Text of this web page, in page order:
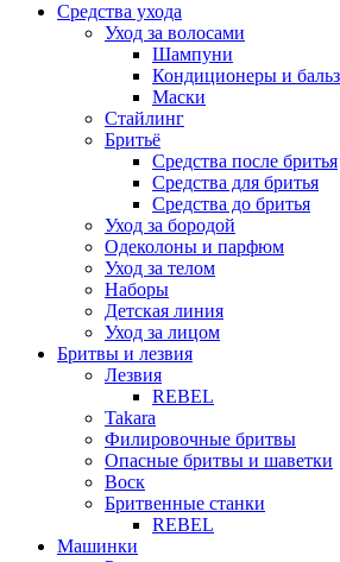
Средства ухода
Уход за волосами
Шампуни
Кондиционеры и
Маски
Стайлинг
Бритьё
Средства после бритья
Средства для бритья
Средства до бритья
Уход за бородой
Одеколоны и парфюм
Уход за телом
Наборы
Детская линия
Уход за лицом
Бритвы и лезвия
Лезвия
REBEL
Takara
Филировочные бритвы
Опасные бритвы и шаветки
Воск
Бритвенные станки
REBEL
Машинки